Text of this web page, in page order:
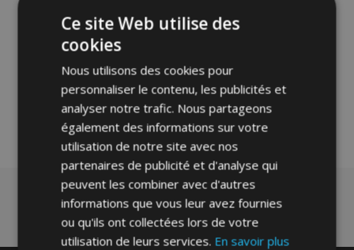
liste
d'achats
Ce site Web utilise des
cookies
Nous utilisons des cookies pour
personnaliser le contenu, les publicités et
analyser notre trafic. Nous partageons
également des informations sur votre
utilisation de notre site avec nos
partenaires de publicité et d'analyse qui
peuvent les combiner avec d'autres
informations que vous leur avez fournies
ou qu'ils ont collectées lors de votre
utilisation de leurs services. En savoir plus